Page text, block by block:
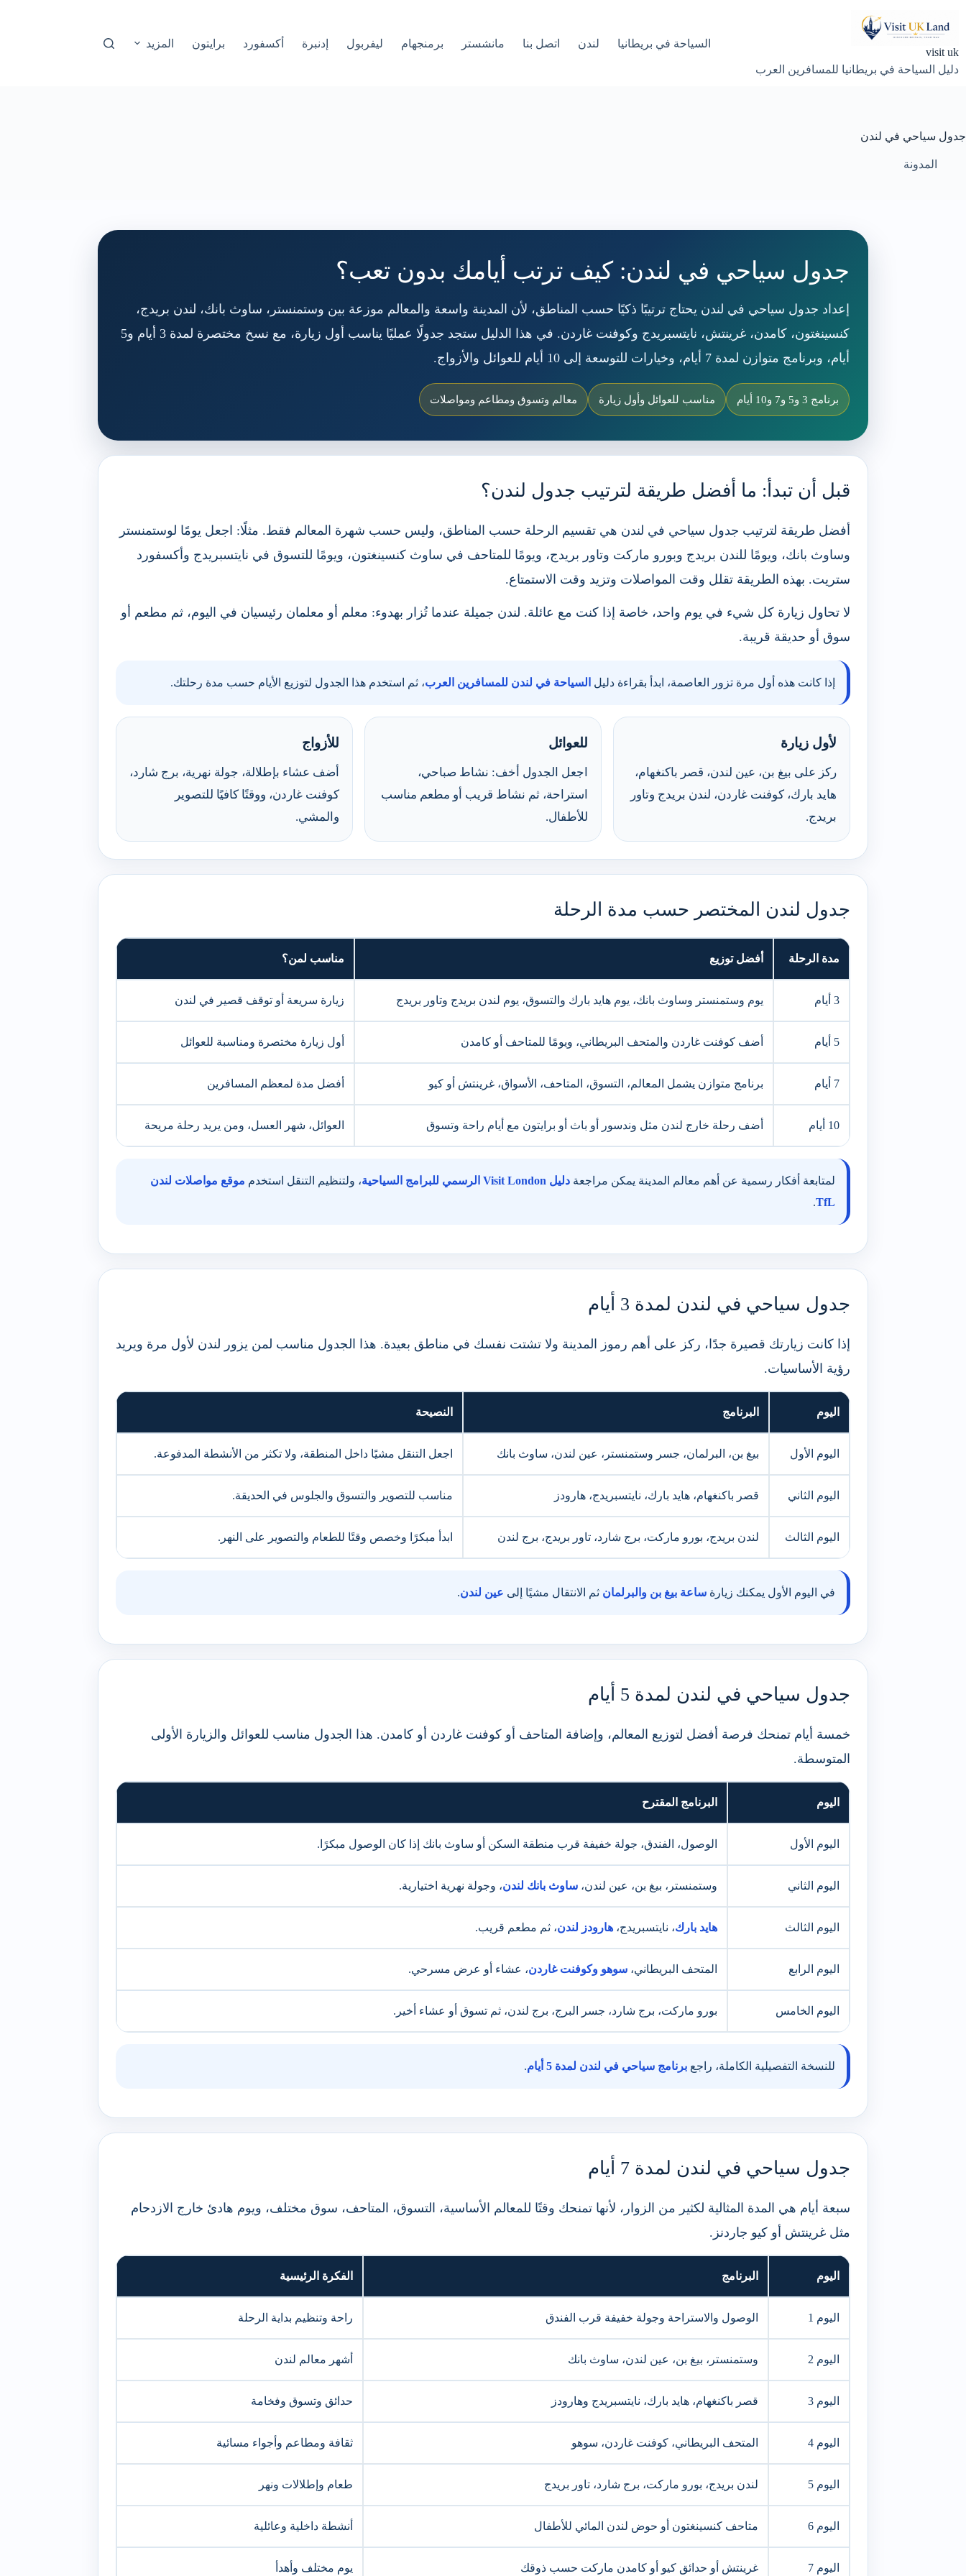
المحتوى
visit uk
دليل السياحة في بريطانيا للمسافرين العرب
السياحة في بريطانيا لندن اتصل بنا مانشستر برمنجهام ليفربول إدنبرة أكسفورد برايتون المزيد
جدول سياحي في لندن
المدونة
جدول سياحي في لندن: كيف ترتب أيامك بدون تعب؟
إعداد جدول سياحي في لندن يحتاج ترتيبًا ذكيًا حسب المناطق، لأن المدينة واسعة والمعالم موزعة بين وستمنستر، ساوث بانك، لندن بريدج،
كنسينغتون، كامدن، غرينتش، نايتسبريدج وكوفنت غاردن. في هذا الدليل ستجد جدولًا عمليًا يناسب أول زيارة، مع نسخ مختصرة لمدة 3 أيام و5
أيام، وبرنامج متوازن لمدة 7 أيام، وخيارات للتوسعة إلى 10 أيام للعوائل والأزواج.
برنامج 3 و5 و7 و10 أيام مناسب للعوائل وأول زيارة معالم وتسوق ومطاعم ومواصلات
قبل أن تبدأ: ما أفضل طريقة لترتيب جدول لندن؟
أفضل طريقة لترتيب جدول سياحي في لندن هي تقسيم الرحلة حسب المناطق، وليس حسب شهرة المعالم فقط. مثلًا: اجعل يومًا لوستمنستر
وساوث بانك، ويومًا للندن بريدج وبورو ماركت وتاور بريدج، ويومًا للمتاحف في ساوث كنسينغتون، ويومًا للتسوق في نايتسبريدج وأكسفورد
ستريت. بهذه الطريقة تقلل وقت المواصلات وتزيد وقت الاستمتاع.
لا تحاول زيارة كل شيء في يوم واحد، خاصة إذا كنت مع عائلة. لندن جميلة عندما تُزار بهدوء: معلم أو معلمان رئيسيان في اليوم، ثم مطعم أو
سوق أو حديقة قريبة.
إذا كانت هذه أول مرة تزور العاصمة، ابدأ بقراءة دليل السياحة في لندن للمسافرين العرب، ثم استخدم هذا الجدول لتوزيع الأيام حسب مدة رحلتك.
لأول زيارة
ركز على بيغ بن، عين لندن، قصر باكنغهام،
هايد بارك، كوفنت غاردن، لندن بريدج وتاور
بريدج.
للعوائل
اجعل الجدول أخف: نشاط صباحي،
استراحة، ثم نشاط قريب أو مطعم مناسب
للأطفال.
للأزواج
أضف عشاء بإطلالة، جولة نهرية، برج شارد،
كوفنت غاردن، ووقتًا كافيًا للتصوير
والمشي.
جدول لندن المختصر حسب مدة الرحلة
مدة الرحلة أفضل توزيع مناسب لمن؟
3 أيام يوم وستمنستر وساوث بانك، يوم هايد بارك والتسوق، يوم لندن بريدج وتاور بريدج زيارة سريعة أو توقف قصير في لندن
5 أيام أضف كوفنت غاردن والمتحف البريطاني، ويومًا للمتاحف أو كامدن أول زيارة مختصرة ومناسبة للعوائل
7 أيام برنامج متوازن يشمل المعالم، التسوق، المتاحف، الأسواق، غرينتش أو كيو أفضل مدة لمعظم المسافرين
10 أيام أضف رحلة خارج لندن مثل وندسور أو باث أو برايتون مع أيام راحة وتسوق العوائل، شهر العسل، ومن يريد رحلة مريحة
لمتابعة أفكار رسمية عن أهم معالم المدينة يمكن مراجعة دليل Visit London الرسمي للبرامج السياحية ، ولتنظيم التنقل استخدم موقع مواصلات لندن
TfL
.
جدول سياحي في لندن لمدة 3 أيام
إذا كانت زيارتك قصيرة جدًا، ركز على أهم رموز المدينة ولا تشتت نفسك في مناطق بعيدة. هذا الجدول مناسب لمن يزور لندن لأول مرة ويريد
رؤية الأساسيات.
اليوم البرنامج النصيحة
اليوم الأول بيغ بن، البرلمان، جسر وستمنستر، عين لندن، ساوث بانك اجعل التنقل مشيًا داخل المنطقة، ولا تكثر من الأنشطة المدفوعة.
اليوم الثاني قصر باكنغهام، هايد بارك، نايتسبريدج، هارودز مناسب للتصوير والتسوق والجلوس في الحديقة.
اليوم الثالث لندن بريدج، بورو ماركت، برج شارد، تاور بريدج، برج لندن ابدأ مبكرًا وخصص وقتًا للطعام والتصوير على النهر.
في اليوم الأول يمكنك زيارة ساعة بيغ بن والبرلمان ثم الانتقال مشيًا إلى عين لندن.
جدول سياحي في لندن لمدة 5 أيام
خمسة أيام تمنحك فرصة أفضل لتوزيع المعالم، وإضافة المتاحف أو كوفنت غاردن أو كامدن. هذا الجدول مناسب للعوائل والزيارة الأولى
المتوسطة.
اليوم البرنامج المقترح
اليوم الأول الوصول، الفندق، جولة خفيفة قرب منطقة السكن أو ساوث بانك إذا كان الوصول مبكرًا.
اليوم الثاني وستمنستر، بيغ بن، عين لندن، ساوث بانك لندن، وجولة نهرية اختيارية.
اليوم الثالث هايد بارك، نايتسبريدج، هارودز لندن، ثم مطعم قريب.
اليوم الرابع المتحف البريطاني، سوهو وكوفنت غاردن، عشاء أو عرض مسرحي.
اليوم الخامس بورو ماركت، برج شارد، جسر البرج، برج لندن، ثم تسوق أو عشاء أخير.
للنسخة التفصيلية الكاملة، راجع برنامج سياحي في لندن لمدة 5 أيام .
جدول سياحي في لندن لمدة 7 أيام
سبعة أيام هي المدة المثالية لكثير من الزوار، لأنها تمنحك وقتًا للمعالم الأساسية، التسوق، المتاحف، سوق مختلف، ويوم هادئ خارج الازدحام
مثل غرينتش أو كيو جاردنز.
اليوم البرنامج الفكرة الرئيسية
اليوم 1 الوصول والاستراحة وجولة خفيفة قرب الفندق راحة وتنظيم بداية الرحلة
اليوم 2 وستمنستر، بيغ بن، عين لندن، ساوث بانك أشهر معالم لندن
اليوم 3 قصر باكنغهام، هايد بارك، نايتسبريدج وهارودز حدائق وتسوق وفخامة
اليوم 4 المتحف البريطاني، كوفنت غاردن، سوهو ثقافة ومطاعم وأجواء مسائية
اليوم 5 لندن بريدج، بورو ماركت، برج شارد، تاور بريدج طعام وإطلالات ونهر
اليوم 6 متاحف كنسينغتون أو حوض لندن المائي للأطفال أنشطة داخلية وعائلية
اليوم 7 غرينتش أو حدائق كيو أو كامدن ماركت حسب ذوقك يوم مختلف وأهدأ